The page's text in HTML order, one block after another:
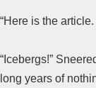
“Here is the
“Icebergs!”
long years of